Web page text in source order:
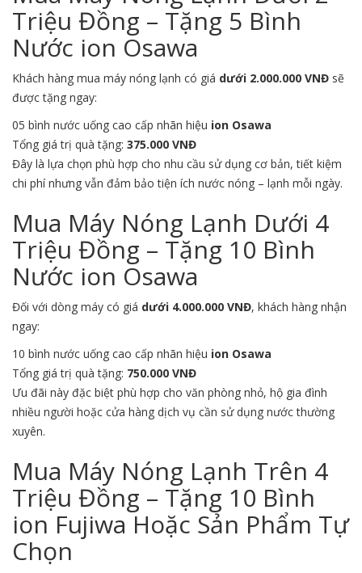
Triệu Đồng – Tặng 5 Bình
Nước ion Osawa
Khách hàng mua máy nóng lạnh có giá dưới 2.000.000 VNĐ sẽ
được tặng ngay:
05 bình nước uống cao cấp nhãn hiệu ion Osawa
Tổng giá trị quà tặng: 375.000 VNĐ
Đây là lựa chọn phù hợp cho nhu cầu sử dụng cơ bản, tiết kiệm
chi phí nhưng vẫn đảm bảo tiện ích nước nóng – lạnh mỗi ngày.
Mua Máy Nóng Lạnh Dưới 4
Triệu Đồng – Tặng 10 Bình
Nước ion Osawa
Đối với dòng máy có giá dưới 4.000.000 VNĐ, khách hàng nhận
ngay:
10 bình nước uống cao cấp nhãn hiệu ion Osawa
Tổng giá trị quà tặng: 750.000 VNĐ
Ưu đãi này đặc biệt phù hợp cho văn phòng nhỏ, hộ gia đình
nhiều người hoặc cửa hàng dịch vụ cần sử dụng nước thường
xuyên.
Mua Máy Nóng Lạnh Trên 4
Triệu Đồng – Tặng 10 Bình
ion Fujiwa Hoặc Sản Phẩm Tự
Chọn